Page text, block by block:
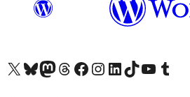
Visit our X (formerly Twitter) account
हमारे बलुस्की खाते पर जाएँVisit our Mastodon account
हमारे थ्रेड्स अकाउंट पर जाएंहमारे फेसबुक पेज पर जाएँहमारे इंस्टाग्राम अकाउंट पर जाएंहमारे लिंक्डइन खाते पर जाएँहमारे टिकटॉक खाते पर जाएँहमारे यूट्यूब चैनल पर जाएंहमारे Tumblr खाते पर जाएँ